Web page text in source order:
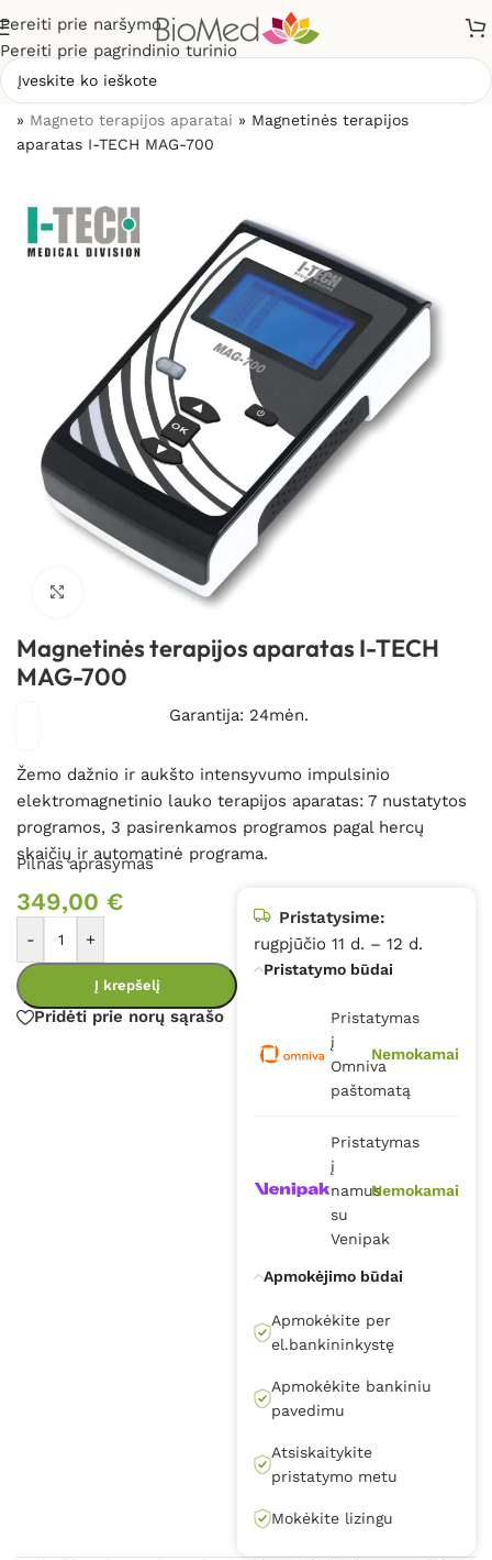
Pereiti prie naršymo
Pereiti prie pagrindinio turinio
» Magneto terapijos aparatai » Magnetinės terapijos
aparatas I-TECH MAG-700
Spustelėkite, kad padidintumėte
Magnetinės terapijos aparatas I-TECH
MAG-700
Garantija: 24mėn.
Žemo dažnio ir aukšto intensyvumo impulsinio
elektromagnetinio lauko terapijos aparatas: 7 nustatytos
programos, 3 pasirenkamos programos pagal hercų
skaičių ir automatinė programa.
Pilnas aprašymas
349,00 €
- +
Į krepšelį
Pridėti prie norų sąrašo
Pristatysime:
rugpjūčio 11 d. – 12 d.
Pristatymo būdai
Pristatymas
į
Omniva
paštomatą
Nemokamai
Pristatymas
į
namus
su
Venipak
Nemokamai
Apmokėjimo būdai
Apmokėkite per
el.bankininkystę
Apmokėkite bankiniu
pavedimu
Atsiskaitykite
pristatymo metu
Mokėkite lizingu